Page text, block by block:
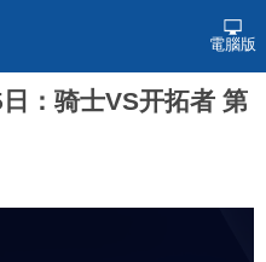
電腦版
：骑士VS开拓者 第